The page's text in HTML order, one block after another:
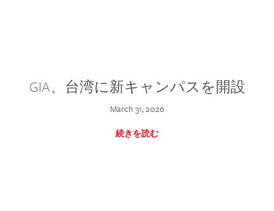
GIA、台湾に新キャンパスを開設
March 31, 2026
続きを読む